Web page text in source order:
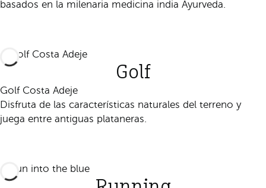
basados en la milenaria medicina india Ayurveda.
Golf
Golf Costa Adeje
Disfruta de las características naturales del terreno y
juega entre antiguas plataneras.